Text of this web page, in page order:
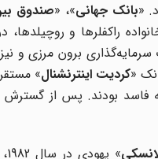
«بانک جهانی»، «صندوق
راکفلرها و
برون مرزی و
«کردیت اینترنشنال»
فاسد بودند. پس از
» یهودی در سال 1982، «